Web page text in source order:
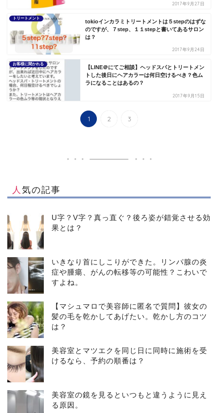
2017年9月27日
トリートメント
tokioインカラミトリートメントは５stepのはずな
のですが、７step、１１stepと書いてあるサロン
は？
2017年9月24日
お客様に聞かれる
【LINE＠にてご相談】ヘッドスパとトリートメン
トした後日にヘアカラーは何日空けるべき？色ム
ラになることはあるの？
2017年9月15日
1 2 3
人気の記事
U字？V字？真っ直ぐ？後ろ姿が錯覚させる効
果とは？
いきなり首にしこりができた。リンパ腺の炎
症や腫瘍、がんの転移等の可能性？こわいで
すよね。
【マシュマロで美容師に匿名で質問】彼女の
髪の毛を乾かしてあげたい。乾かし方のコツ
は？
美容室とマツエクを同じ日に同時に施術を受
けるなら、予約の順番は？
美容室の鏡を見るといつもと違うように見え
る原因。